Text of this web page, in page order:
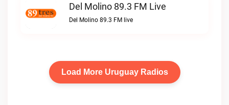
Del Molino 89.3 FM Live
Del Molino 89.3 FM live
Load More Uruguay Radios